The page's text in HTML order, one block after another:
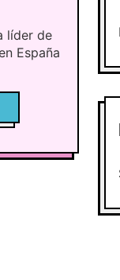
líder de
España